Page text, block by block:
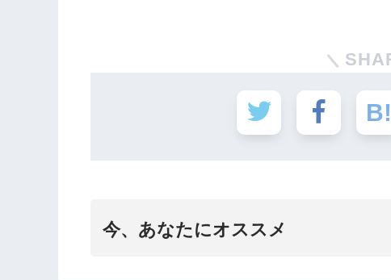
今、あなたにオススメ